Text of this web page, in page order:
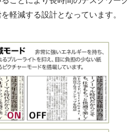
軽減する設計となっています。